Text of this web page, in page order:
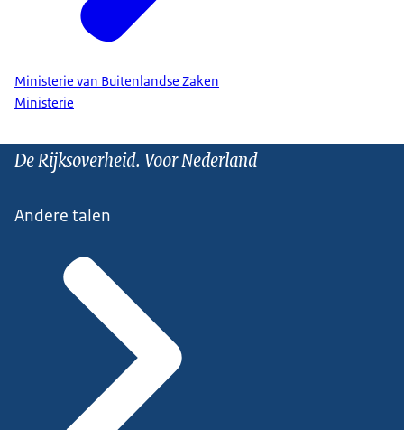
Ministerie van Buitenlandse Zaken
Ministerie
De Rijksoverheid. Voor Nederland
Andere talen